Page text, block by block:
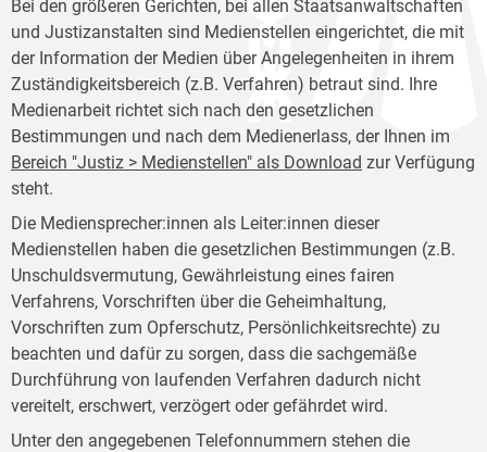
Bei den größeren Gerichten, bei allen Staatsanwaltschaften
und Justizanstalten sind Medienstellen eingerichtet, die mit
der Information der Medien über Angelegenheiten in ihrem
Zuständigkeitsbereich (z.B. Verfahren) betraut sind. Ihre
Medienarbeit richtet sich nach den gesetzlichen
Bestimmungen und nach dem Medienerlass, der Ihnen im
Bereich "Justiz > Medienstellen" als Download zur Verfügung
steht.
Die Mediensprecher:innen als Leiter:innen dieser
Medienstellen haben die gesetzlichen Bestimmungen (z.B.
Unschuldsvermutung, Gewährleistung eines fairen
Verfahrens, Vorschriften über die Geheimhaltung,
Vorschriften zum Opferschutz, Persönlichkeitsrechte) zu
beachten und dafür zu sorgen, dass die sachgemäße
Durchführung von laufenden Verfahren dadurch nicht
vereitelt, erschwert, verzögert oder gefährdet wird.
Unter den angegebenen Telefonnummern stehen die